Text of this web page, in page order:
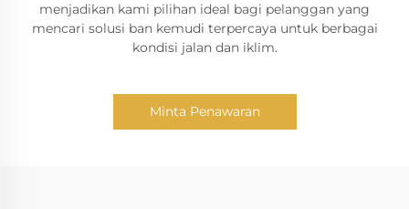
menjadikan kami pilihan ideal bagi pelanggan yang
mencari solusi ban kemudi terpercaya untuk berbagai
kondisi jalan dan iklim.
Minta Penawaran